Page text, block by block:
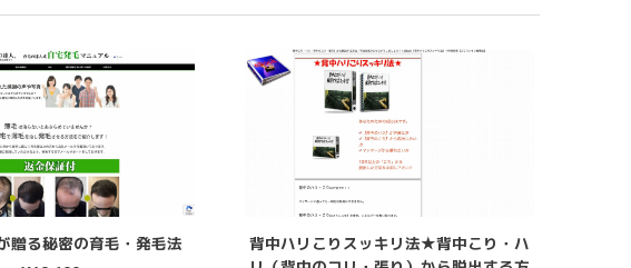
贈る秘密の育毛・発毛法
背中ハリこりスッキリ法★背中こり・ハ